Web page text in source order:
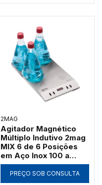
2MAG
Agitador Magnético
Múltiplo Indutivo 2mag
MIX 6 de 6 Posições
em Aço Inox 100 a
2000 RPM (Até
3000ml por Ponto)
PREÇO SOB CONSULTA